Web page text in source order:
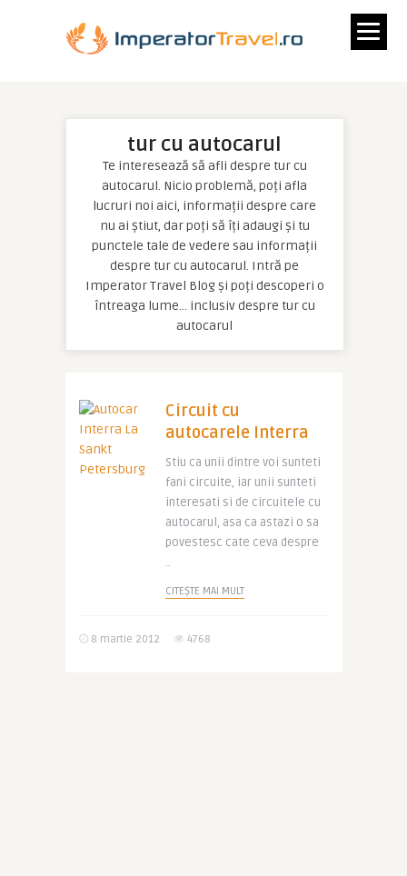
tur cu autocarul
Te interesează să afli despre tur cu
autocarul. Nicio problemă, poți afla
lucruri noi aici, informații despre care
nu ai știut, dar poți să îți adaugi și tu
punctele tale de vedere sau informații
despre tur cu autocarul. Intră pe
Imperator Travel Blog și poți descoperi o
întreaga lume… inclusiv despre tur cu
autocarul
Circuit cu
autocarele Interra
Stiu ca unii dintre voi sunteti
fani circuite, iar unii sunteti
interesati si de circuitele cu
autocarul, asa ca astazi o sa
povestesc cate ceva despre
..
CITEȘTE MAI MULT
8 martie 2012 4768